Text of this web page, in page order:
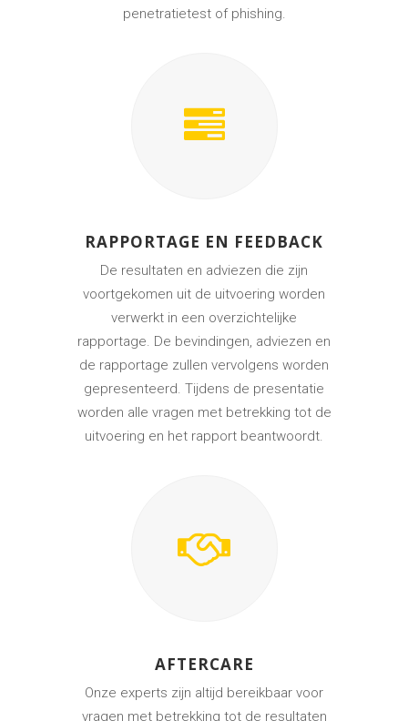
penetratietest of phishing.
RAPPORTAGE EN FEEDBACK
De resultaten en adviezen die zijn
voortgekomen uit de uitvoering worden
verwerkt in een overzichtelijke
rapportage. De bevindingen, adviezen en
de rapportage zullen vervolgens worden
gepresenteerd. Tijdens de presentatie
worden alle vragen met betrekking tot de
uitvoering en het rapport beantwoordt.
AFTERCARE
Onze experts zijn altijd bereikbaar voor
vragen met betrekking tot de resultaten